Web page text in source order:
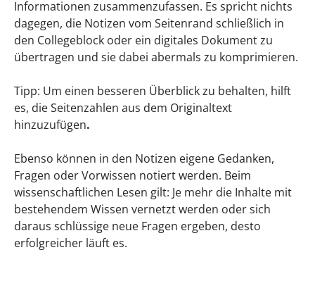
Informationen zusammenzufassen. Es spricht nichts
dagegen, die Notizen vom Seitenrand schließlich in
den Collegeblock oder ein digitales Dokument zu
übertragen und sie dabei abermals zu komprimieren.
Tipp: Um einen besseren Überblick zu behalten, hilft
es, die Seitenzahlen aus dem Originaltext
hinzuzufügen.
Ebenso können in den Notizen eigene Gedanken,
Fragen oder Vorwissen notiert werden. Beim
wissenschaftlichen Lesen gilt: Je mehr die Inhalte mit
bestehendem Wissen vernetzt werden oder sich
daraus schlüssige neue Fragen ergeben, desto
erfolgreicher läuft es.